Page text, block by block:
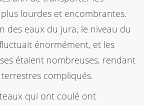
lourdes et encombrantes.
des eaux du jura, le niveau du
énormément, et les
étaient nombreuses, rendant
compliqués.
qui ont coulé ont